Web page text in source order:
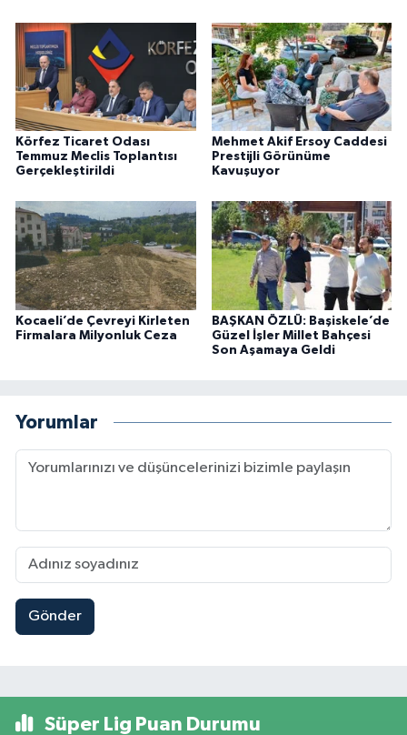
Körfez Ticaret Odası
Temmuz Meclis Toplantısı
Gerçekleştirildi
Mehmet Akif Ersoy Caddesi
Prestijli Görünüme
Kavuşuyor
Kocaeli’de Çevreyi Kirleten
Firmalara Milyonluk Ceza
BAŞKAN ÖZLÜ: Başiskele’de
Güzel İşler Millet Bahçesi
Son Aşamaya Geldi
Yorumlar
Gönder
Süper Lig Puan Durumu